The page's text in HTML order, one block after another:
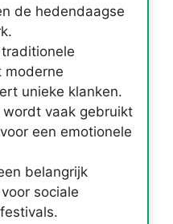
de hedendaagse
moderne
unieke klanken.
wordt vaak gebruikt
een emotionele
belangrijk
sociale